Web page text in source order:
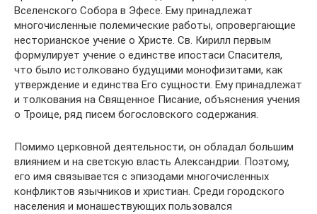
Вселенского Собора в Эфесе. Ему принадлежат
многочисленные полемические работы, опровергающие
несторианское учение о Христе. Св. Кирилл первым
формулирует учение о единстве ипостаси Спасителя,
что было истолковано будущими монофизитами, как
утверждение и единства Его сущности. Ему принадлежат
и толкования на Священное Писание, объяснения учения
о Троице, ряд писем богословского содержания.
Помимо церковной деятельности, он обладал большим
влиянием и на светскую власть Александрии. Поэтому,
его имя связывается с эпизодами многочисленных
конфликтов язычников и христиан. Среди городского
населения и монашествующих пользовался